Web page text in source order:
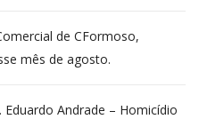
de CFormoso,
mês de agosto.
Andrade – Homicídio